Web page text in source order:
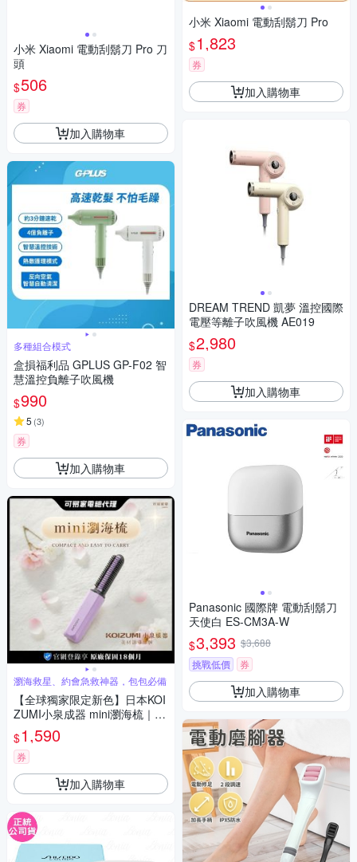
小米 Xiaomi 電動刮鬍刀 Pro 刀
頭
$506
券
加入購物車
多種組合模式
盒損福利品 GPLUS GP-F02 智
慧溫控負離子吹風機
$990
5 (3)
券
加入購物車
瀏海救星、約會急救神器，包包必備
【全球獨家限定新色】日本KOI
ZUMI小泉成器 mini瀏海梳｜微
醺紫/拿鐵棕
$1,590
券
加入購物車
小米 Xiaomi 電動刮鬍刀 Pro
$1,823
券
加入購物車
DREAM TREND 凱夢 溫控國際
電壓等離子吹風機 AE019
$2,980
券
加入購物車
Panasonic 國際牌 電動刮鬍刀
天使白 ES-CM3A-W
$3,393 $3,688
挑戰低價
券
加入購物車